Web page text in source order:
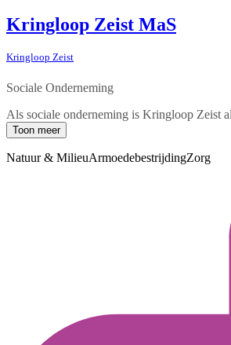
Kringloop Zeist MaS
Kringloop Zeist
Sociale Onderneming
Als sociale onderneming is Kringloop Zeist
Toon meer
Natuur & MilieuArmoedebestrijdingZorg